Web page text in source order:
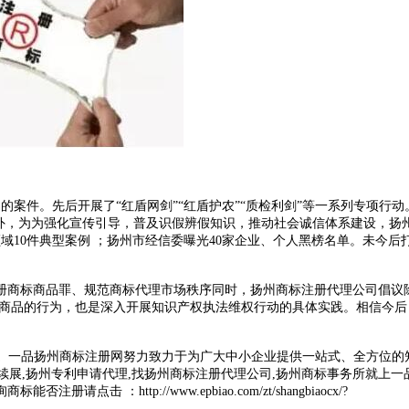
。先后开展了“红盾网剑”“红盾护农”“质检利剑”等一系列专项行动
为为强化宣传引导，普及识假辨假知识，推动社会诚信体系建设，扬
10件典型案例 ；扬州市经信委曝光40家企业、个人黑榜名单。未今后
商品罪、规范商标代理市场秩序同时，扬州商标注册代理公司倡议
的行为，也是深入开展知识产权执法维权行动的具体实践。相信今后
品扬州商标注册网努力致力于为广大中小企业提供一站式、全方位的
,扬州专利申请代理,找扬州商标注册代理公司,扬州商标事务所就上一
能否注册请点击 ：http://www.epbiao.com/zt/shangbiaocx/?